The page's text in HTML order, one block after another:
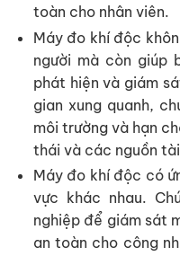
toàn cho nhân viên.
Máy đo khí độc
người mà còn giúp
phát hiện và giám
gian xung quanh,
môi trường và hạn
thái và các nguồn
Máy đo khí độc có
vực khác nhau.
nghiệp để giám sát
an toàn cho công